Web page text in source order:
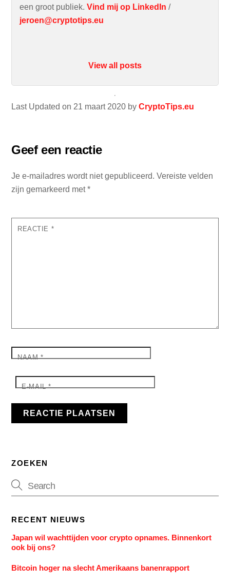
Last Updated on 21 maart 2020 byCryptoTips.eu
een groot publiek.Vind mij op LinkedIn /
jeroen@cryptotips.eu
View all posts
Geef een reactie
Je e-mailadres wordt niet gepubliceerd. Vereiste velden
zijn gemarkeerd met*
REACTIE *
NAAM*
E-MAIL*
ZOEKEN
RECENT NIEUWS
Japan wil wachttijden voor crypto opnames. Binnenkort
ook bij ons?
Bitcoin hoger na slecht Amerikaans banenrapport